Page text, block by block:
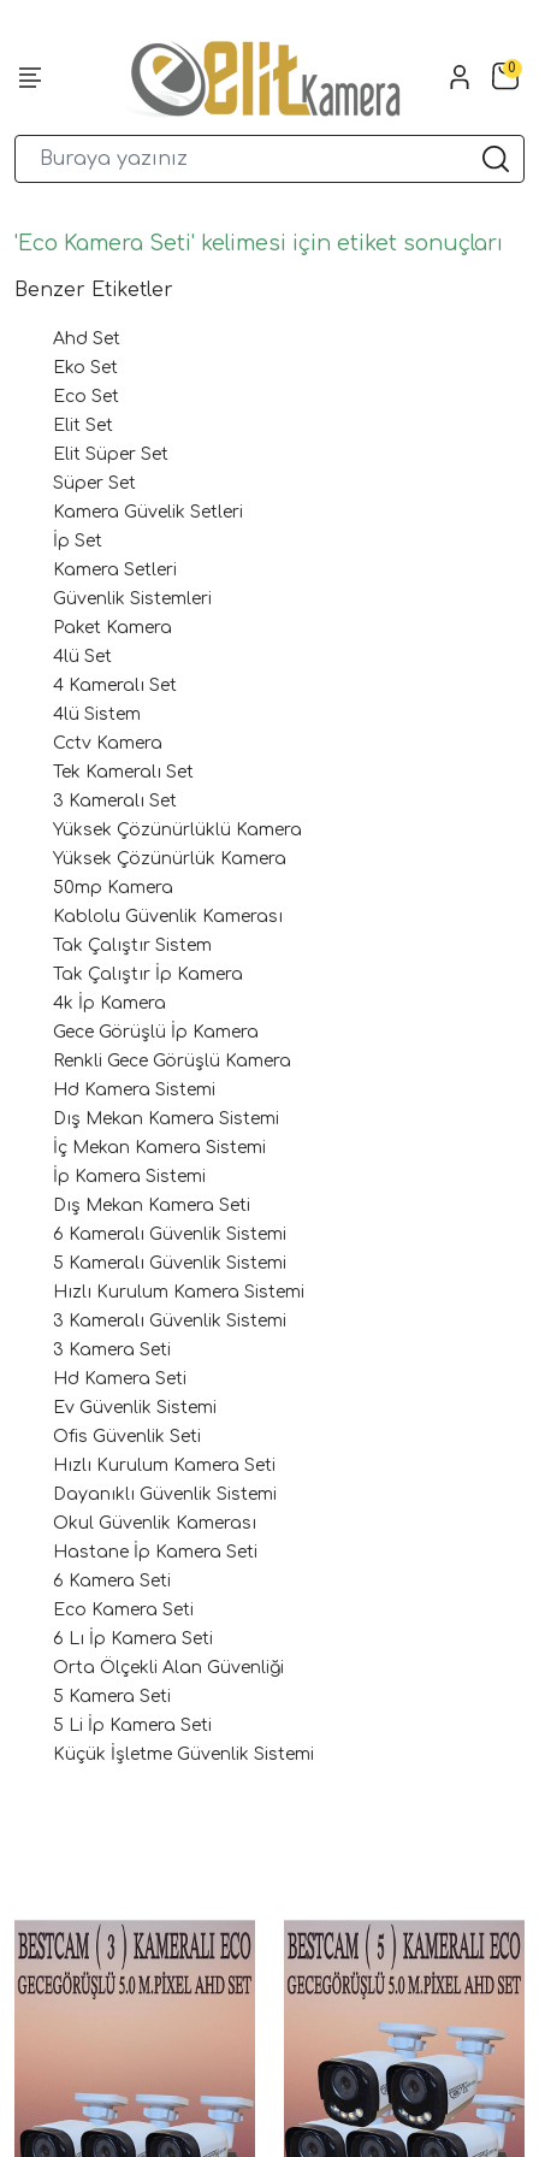
0
'Eco Kamera Seti' kelimesi için etiket sonuçları
Benzer Etiketler
Ahd Set
Eko Set
Eco Set
Elit Set
Elit Süper Set
Süper Set
Kamera Güvelik Setleri
İp Set
Kamera Setleri
Güvenlik Sistemleri
Paket Kamera
4lü Set
4 Kameralı Set
4lü Sistem
Cctv Kamera
Tek Kameralı Set
3 Kameralı Set
Yüksek Çözünürlüklü Kamera
Yüksek Çözünürlük Kamera
50mp Kamera
Kablolu Güvenlik Kamerası
Tak Çalıştır Sistem
Tak Çalıştır İp Kamera
4k İp Kamera
Gece Görüşlü İp Kamera
Renkli Gece Görüşlü Kamera
Hd Kamera Sistemi
Dış Mekan Kamera Sistemi
İç Mekan Kamera Sistemi
İp Kamera Sistemi
Dış Mekan Kamera Seti
6 Kameralı Güvenlik Sistemi
5 Kameralı Güvenlik Sistemi
Hızlı Kurulum Kamera Sistemi
3 Kameralı Güvenlik Sistemi
3 Kamera Seti
Hd Kamera Seti
Ev Güvenlik Sistemi
Ofis Güvenlik Seti
Hızlı Kurulum Kamera Seti
Dayanıklı Güvenlik Sistemi
Okul Güvenlik Kamerası
Hastane İp Kamera Seti
6 Kamera Seti
Eco Kamera Seti
6 Lı İp Kamera Seti
Orta Ölçekli Alan Güvenliği
5 Kamera Seti
5 Li İp Kamera Seti
Küçük İşletme Güvenlik Sistemi